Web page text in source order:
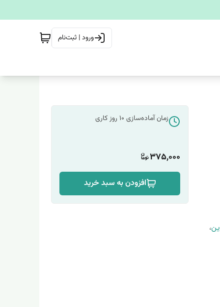
ورود | ثبت‌نام
،
زمان آماده‌سازی 10 روز کاری
375,000
افزودن به سبد خرید